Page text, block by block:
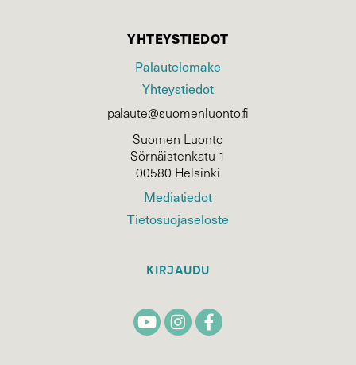
YHTEYSTIEDOT
Palautelomake
Yhteystiedot
palaute@suomenluonto.fi
Suomen Luonto
Sörnäistenkatu 1
00580 Helsinki
Mediatiedot
Tietosuojaseloste
KIRJAUDU